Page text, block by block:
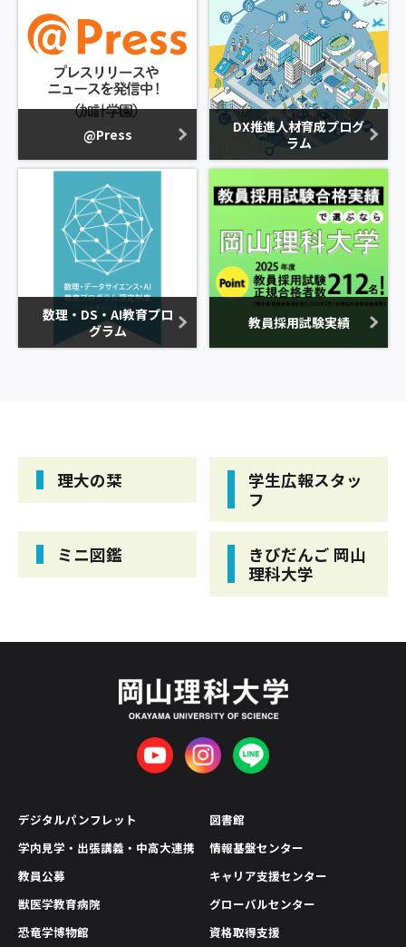
@Press
DX推進人材育成プログ
ラム
数理・DS・AI教育プロ
グラム
教員採用試験実績
理大の栞
学生広報スタッ
フ
ミニ図鑑
きびだんご 岡山
理科大学
デジタルパンフレット
学内見学・出張講義・中高大連携
教員公募
獣医学教育病院
恐竜学博物館
図書館
情報基盤センター
キャリア支援センター
グローバルセンター
資格取得支援